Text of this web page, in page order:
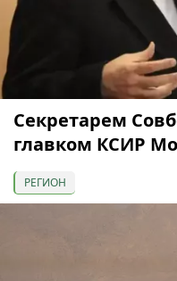
Секретарем
главком КСИР
РЕГИОН